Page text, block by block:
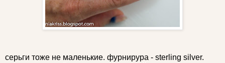
серьги тоже не маленькие. фурнирура - sterling silver.